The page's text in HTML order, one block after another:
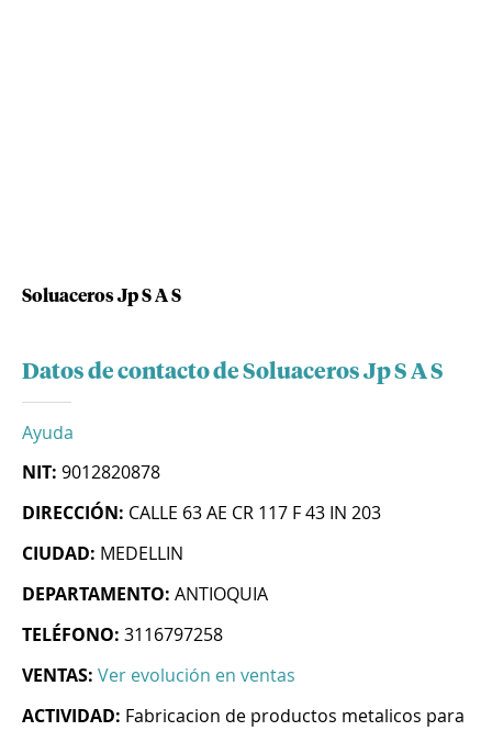
Soluaceros Jp S A S
Datos de contacto de Soluaceros Jp S A S
Ayuda
NIT: 9012820878
DIRECCIÓN: CALLE 63 AE CR 117 F 43 IN 203
CIUDAD: MEDELLIN
DEPARTAMENTO: ANTIOQUIA
TELÉFONO: 3116797258
VENTAS: Ver evolución en ventas
ACTIVIDAD: Fabricacion de productos metalicos para